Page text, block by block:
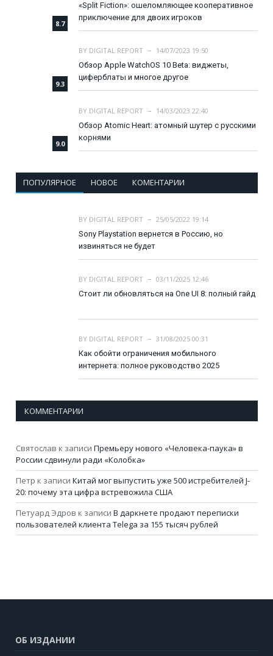
8.7
«Split Fiction»: ошеломляющее кооперативное
приключение для двоих игроков
9.3
BY DIGITAL REPORT
14/07/2023 19:50
Обзор Apple WatchOS 10 Beta: виджеты,
циферблаты и многое другое
9.0
BY DIGITAL REPORT
14/03/2023 22:40
Обзор Atomic Heart: атомный шутер с русскими
корнями
ПОПУЛЯРНОЕ НОВОЕ КОМЕНТАРИИ
BY DIGITAL REPORT
25/05/2022 19:14
Sony Playstation вернется в Россию, но
извиняться не будет
BY DIGITAL REPORT
03/11/2025 12:46
Стоит ли обновляться на One UI 8: полный гайд
BY DIGITAL REPORT
31/08/2025 00:31
Как обойти ограничения мобильного
интернета: полное руководство 2025
КОММЕНТАРИИ
Святослав к записи Премьеру нового «Человека-паука» в
России сдвинули ради «Колобка»
Петр к записи Китай мог выпустить уже 500 истребителей J-
20: почему эта цифра встревожила США
Петуард Эдров к записи В даркнете продают переписки
пользователей клиента Telega за 155 тысяч рублей
ОБ ИЗДАНИИ